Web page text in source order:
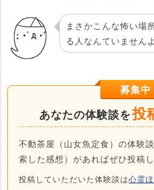
まさかこんな怖い場
る人なんていません
募集中
あなたの体験談を投
不動茶屋（山女魚定食）の体験
索した感想）があればぜひ投稿
投稿していただいた体験談は心霊